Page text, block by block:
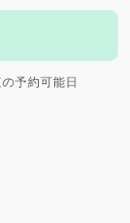
予約可能日